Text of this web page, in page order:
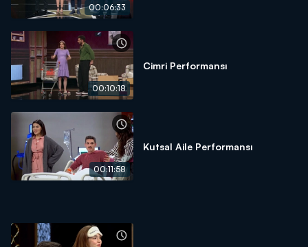
00:06:33
00:10:18
Cimri Performansı
00:11:58
Kutsal Aile Performansı